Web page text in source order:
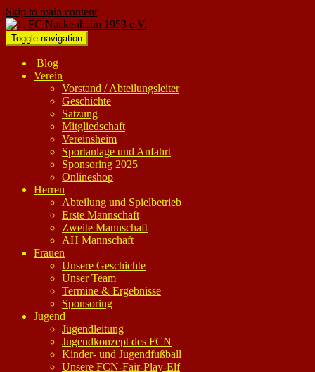
Skip to main content
Toggle navigation
Blog
Verein
Vorstand / Abteilungsleiter
Geschichte
Satzung
Mitgliedschaft
Vereinsheim
Sportanlage und Anfahrt
Sponsoring 2025
Onlineshop
Herren
Abteilung und Spielbetrieb
Erste Mannschaft
Zweite Mannschaft
AH Mannschaft
Frauen
Unsere Geschichte
Unser Team
Termine & Ergebnisse
Sponsoring
Jugend
Jugendleitung
Jugendkonzept des FCN
Kinder- und Jugendfußball
Unsere FCN-Fair-Play-Elf